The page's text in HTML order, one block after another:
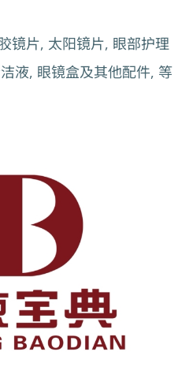
镜片, 太阳镜片, 眼部护理
液, 眼镜盒及其他配件, 等